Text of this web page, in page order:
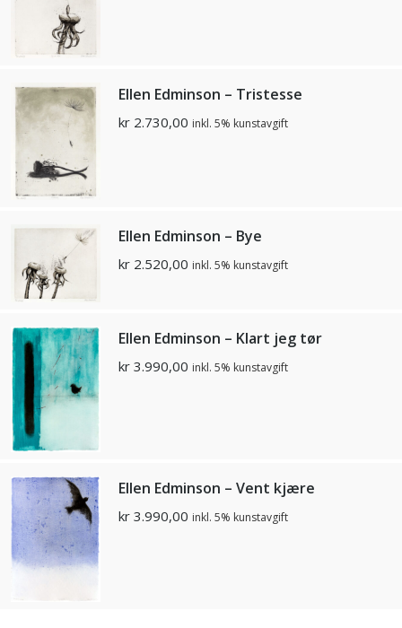
Ellen Edminson – Tristesse
kr 2.730,00 inkl. 5% kunstavgift
Ellen Edminson – Bye
kr 2.520,00 inkl. 5% kunstavgift
Ellen Edminson – Klart jeg tør
kr 3.990,00 inkl. 5% kunstavgift
Ellen Edminson – Vent kjære
kr 3.990,00 inkl. 5% kunstavgift